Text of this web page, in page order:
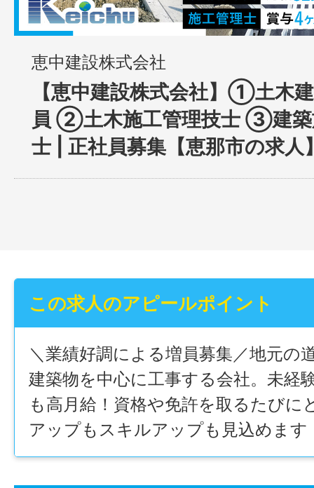
恵中建設株式会社
【恵中建設株式会社】①土木
員 ②土木施工管理技士 ③建築
士 | 正社員募集【恵那市の求人
この求人のアピールポイント
＼業績好調による増員募集／地元の
建築物を中心に工事する会社。未経
も高月給！資格や免許を取るたびに
アップもスキルアップも見込めます